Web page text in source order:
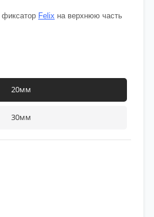
фиксатор Felix на верхнюю часть
20мм
30мм